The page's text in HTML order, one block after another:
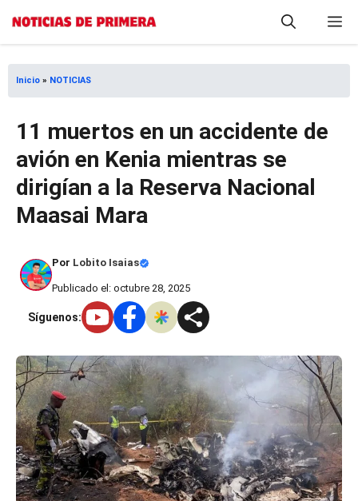
Saltar
contenido
Inicio » NOTICIAS
11 muertos en un accidente de
avión en Kenia mientras se
dirigían a la Reserva Nacional
Maasai Mara
Por Lobito Isaias
Publicado el: octubre 28, 2025
Síguenos: